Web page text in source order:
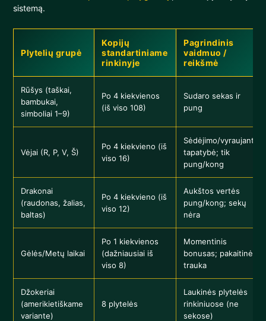
sistemą.
Plytelių grupė
Kopijų
standartiniame
rinkinyje
Pagrindinis
vaidmuo /
reikšmė
Rūšys (taškai,
bambukai,
simboliai 1–9)
Po 4 kiekvienos
(iš viso 108)
Sudaro sekas ir
pung
Vėjai (R, P, V, Š)
Po 4 kiekvieno (iš
viso 16)
Sėdėjimo/vyraujanti
tapatybė; tik
pung/kong
Drakonai
(raudonas, žalias,
baltas)
Po 4 kiekvieno (iš
viso 12)
Aukštos vertės
pung/kong; sekų
nėra
Gėlės/Metų laikai
Po 1 kiekvienos
(dažniausiai iš
viso 8)
Momentinis
bonusas; pakaitinė
trauka
Džokeriai
(amerikietiškame
variante)
8 plytelės
Laukinės plytelės
rinkiniuose (ne
sekose)